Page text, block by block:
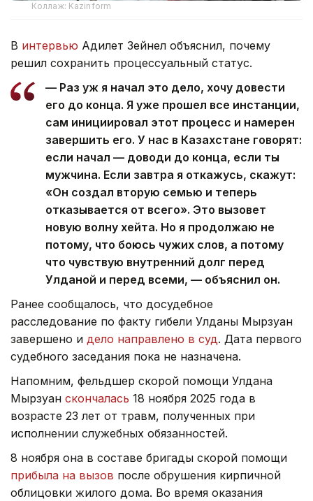
Коллаж: Kazinform
В интервью Адилет Зейнел объяснил, почему
решил сохранить процессуальный статус.
— Раз уж я начал это дело, хочу довести
его до конца. Я уже прошел все инстанции,
сам инициировал этот процесс и намерен
завершить его. У нас в Казахстане говорят:
если начал — доводи до конца, если ты
мужчина. Если завтра я откажусь, скажут:
«Он создал вторую семью и теперь
отказывается от всего». Это вызовет
новую волну хейта. Но я продолжаю не
потому, что боюсь чужих слов, а потому
что чувствую внутренний долг перед
Улданой и перед всеми, — объяснил он.
Ранее сообщалось, что досудебное
расследование по факту гибели Улданы Мырзуан
завершено и дело направлено в суд. Дата первого
судебного заседания пока не назначена.
Напомним, фельдшер скорой помощи Улдана
Мырзуан скончалась 18 ноября 2025 года в
возрасте 23 лет от травм, полученных при
исполнении служебных обязанностей.
8 ноября она в составе бригады скорой помощи
прибыла на вызов после обрушения кирпичной
облицовки жилого дома. Во время оказания